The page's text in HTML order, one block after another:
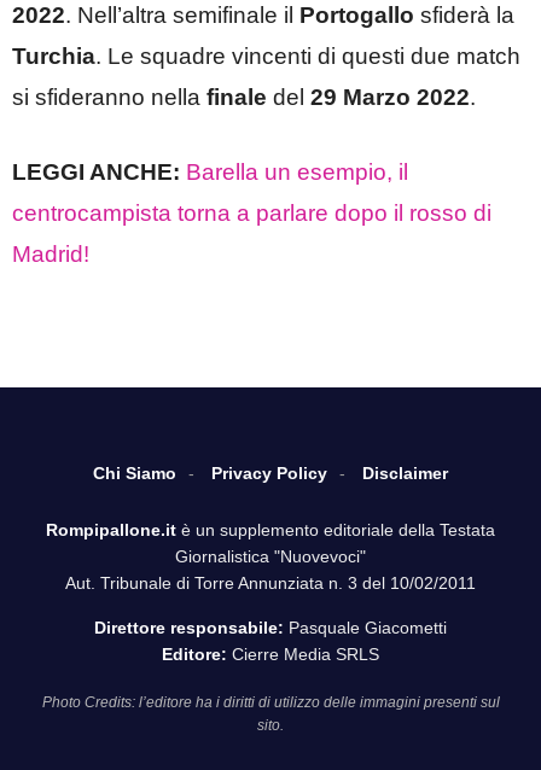
2022. Nell’altra semifinale il Portogallo sfiderà la
Turchia. Le squadre vincenti di questi due match
si sfideranno nella finale del 29 Marzo 2022.
LEGGI ANCHE: Barella un esempio, il
centrocampista torna a parlare dopo il rosso di
Madrid!
Chi Siamo Privacy Policy Disclaimer
Rompipallone.it è un supplemento editoriale della Testata
Giornalistica "Nuovevoci"
Aut. Tribunale di Torre Annunziata n. 3 del 10/02/2011
Direttore responsabile: Pasquale Giacometti
Editore: Cierre Media SRLS
Photo Credits: l’editore ha i diritti di utilizzo delle immagini presenti sul
sito.